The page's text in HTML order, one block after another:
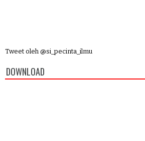
Tweet oleh @si_pecinta_ilmu
DOWNLOAD